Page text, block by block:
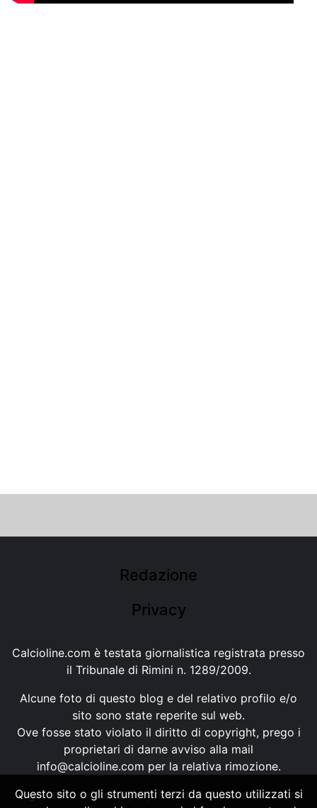
Redazione
Privacy
Calcioline.com è testata giornalistica registrata presso
il Tribunale di Rimini n. 1289/2009.
Alcune foto di questo blog e del relativo profilo e/o
sito sono state reperite sul web.
Ove fosse stato violato il diritto di copyright, prego i
proprietari di darne avviso alla mail
info@calcioline.com per la relativa rimozione.
Ogni testo e foto di proprietà di Calcioline.com non
Questo sito o gli strumenti terzi da questo utilizzati si